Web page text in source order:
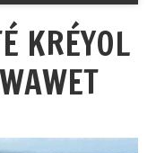
KRÉYOL